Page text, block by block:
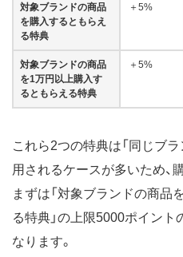
対象ブランドの商品
を購入するともらえ
る特典
＋5%
対象ブランドの商品
を1万円以上購入す
るともらえる特典
＋5%
これら2つの特典は「同じブ
用されるケースが多いため、
まずは「対象ブランドの商品
る特典」の上限5000ポイン
なります。